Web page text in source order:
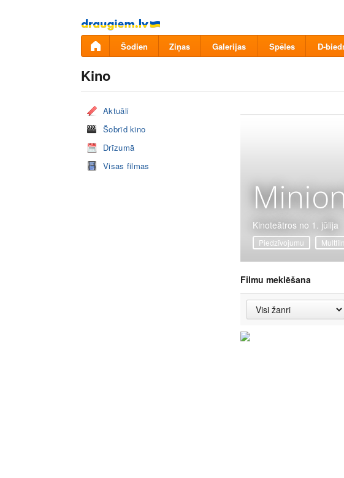
Pāriet
uz
saturu
Šodien Ziņas Galerijas Spēles D-
Kino
Aktuāli
Šobrīd kino
Drīzumā
Visas filmas
Kinoteātros no 1. jūlija
Piedzīvojumu
Filmu meklēšana